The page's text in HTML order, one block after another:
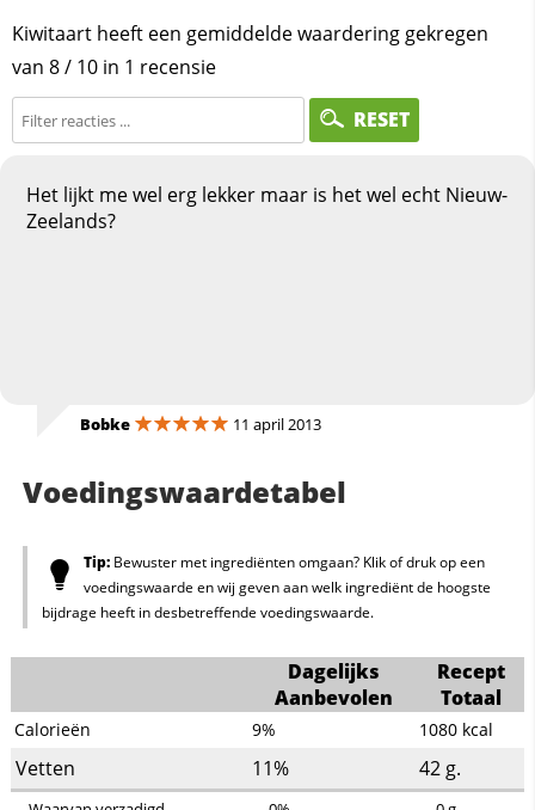
Kiwitaart heeft een gemiddelde waardering gekregen
van 8/ 10 in 1 recensie
RESET
Het lijkt me wel erg lekker maar is het wel echt Nieuw-
Zeelands?
Bobke 11 april 2013
Voedingswaardetabel
Tip:Bewuster met ingrediënten omgaan? Klik of druk op een
voedingswaarde en wij geven aan welk ingrediënt de hoogste
bijdrage heeft in desbetreffende voedingswaarde.
Dagelijks
Aanbevolen
Recept
Totaal
Calorieën 9% 1080 kcal
Vetten 11% 42 g.